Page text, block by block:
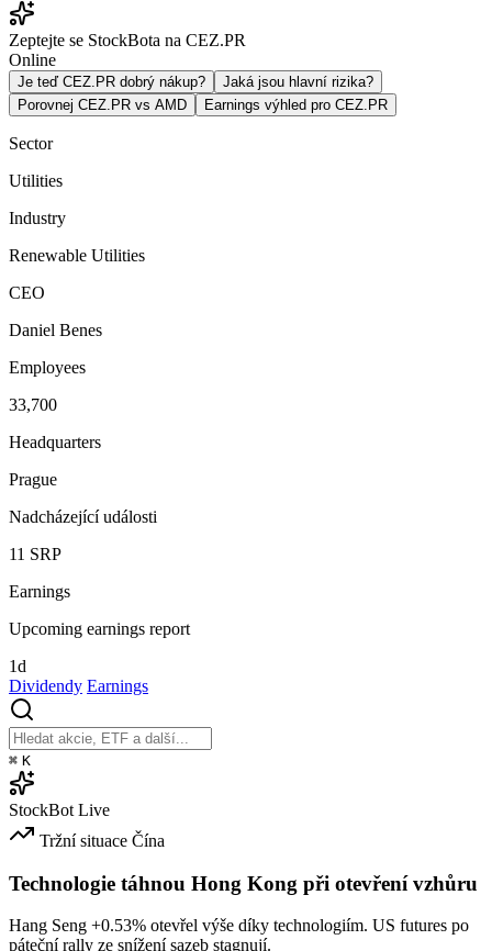
Zeptejte se StockBota na CEZ.PR
Online
Je teď CEZ.PR dobrý nákup?
Jaká jsou hlavní rizika?
Porovnej CEZ.PR vs AMD
Earnings výhled pro CEZ.PR
Sector
Utilities
Industry
Renewable Utilities
CEO
Daniel Benes
Employees
33,700
Headquarters
Prague
Nadcházející události
11 SRP
Earnings
Upcoming earnings report
1d
Dividendy Earnings
⌘ K
StockBot Live
Tržní situace Čína
Technologie táhnou Hong Kong při otevření vzhůru
Hang Seng +0.53% otevřel výše díky technologiím. US futures po
páteční rally ze snížení sazeb stagnují.